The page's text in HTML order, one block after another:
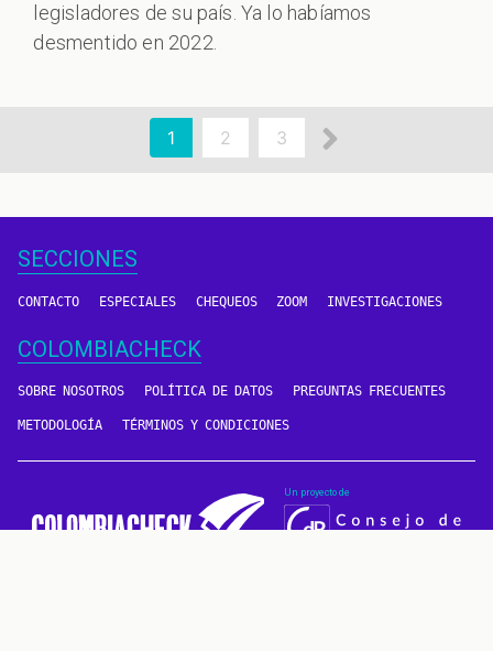
legisladores de su país. Ya lo habíamos
desmentido en 2022.
Página
actual
1 Page
2 Page
3
Siguiente
SECCIONES
CONTACTO ESPECIALES CHEQUEOS ZOOM INVESTIGACIONES
COLOMBIACHECK
SOBRE NOSOTROS POLÍTICA DE DATOS PREGUNTAS FRECUENTES
METODOLOGÍA TÉRMINOS Y CONDICIONES
Un proyecto de